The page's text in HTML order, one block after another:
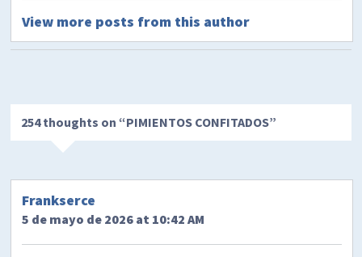
View more posts from this author
254 thoughts on “PIMIENTOS CONFITADOS”
Frankserce
5 de mayo de 2026 at 10:42 AM